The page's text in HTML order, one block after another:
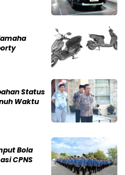
Status
Waktu
Bola
CPNS